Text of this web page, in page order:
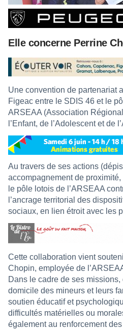
Elle concerne Perrine
Une convention de partenariat
Figeac entre le SDIS 46 et le
ARSEAA (Association
l’Enfant, de l’Adolescent et de
Au travers de ses actions
accompagnement de
le pôle lotois de l’ARSEAA
l’ancrage territorial des
sociaux, en lien étroit avec les
Cette collaboration vient
Chopin, employée de
Dans le cadre de ses
domicile des mineurs et leurs
soutien éducatif et
difficultés matérielles ou
également au renforcement